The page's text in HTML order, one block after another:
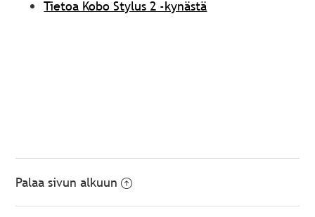
Tietoa Kobo Stylus 2 -kynästä
Palaa sivun alkuun